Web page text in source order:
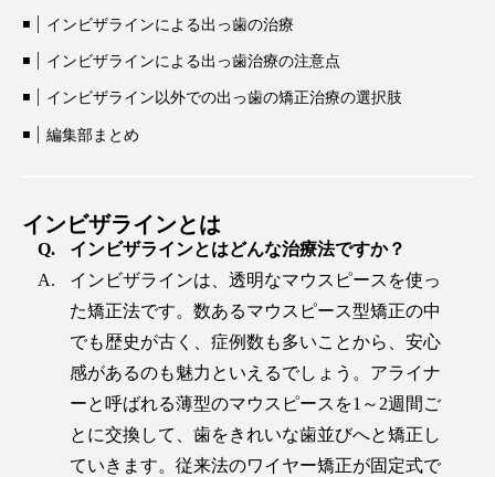
インビザラインによる出っ歯の治療
インビザラインによる出っ歯治療の注意点
インビザライン以外での出っ歯の矯正治療の選択肢
編集部まとめ
インビザラインとは
インビザラインとはどんな治療法ですか？
インビザラインは、透明なマウスピースを使っ
た矯正法です。数あるマウスピース型矯正の中
でも歴史が古く、症例数も多いことから、安心
感があるのも魅力といえるでしょう。アライナ
ーと呼ばれる薄型のマウスピースを1～2週間ご
とに交換して、歯をきれいな歯並びへと矯正し
ていきます。従来法のワイヤー矯正が固定式で